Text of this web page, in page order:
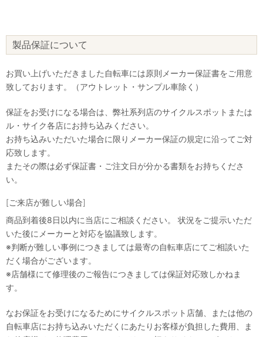
製品保証について
お買い上げいただきました自転車には原則メーカー保証書をご用意
致しております。（アウトレット・サンプル車除く）
保証をお受けになる場合は、弊社系列店のサイクルスポットまたは
ル・サイク各店にお持ち込みください。
お持ち込みいただいた場合に限りメーカー保証の規定に沿ってご対
応致します。
またその際は必ず保証書・ご注文日が分かる書類をお持ちくださ
い。
[ご来店が難しい場合]
商品到着後8日以内に当店にご相談ください。 状況をご提示いただ
いた後にメーカーと対応を協議致します。
※判断が難しい事例につきましては最寄の自転車店にてご相談いた
だく場合がございます。
※店舗様にて修理後のご報告につきましては保証対応致しかねま
す。
なお保証をお受けになるためにサイクルスポット店舗、または他の
自転車店にお持ち込みいただくにあたりお客様が負担した費用、ま